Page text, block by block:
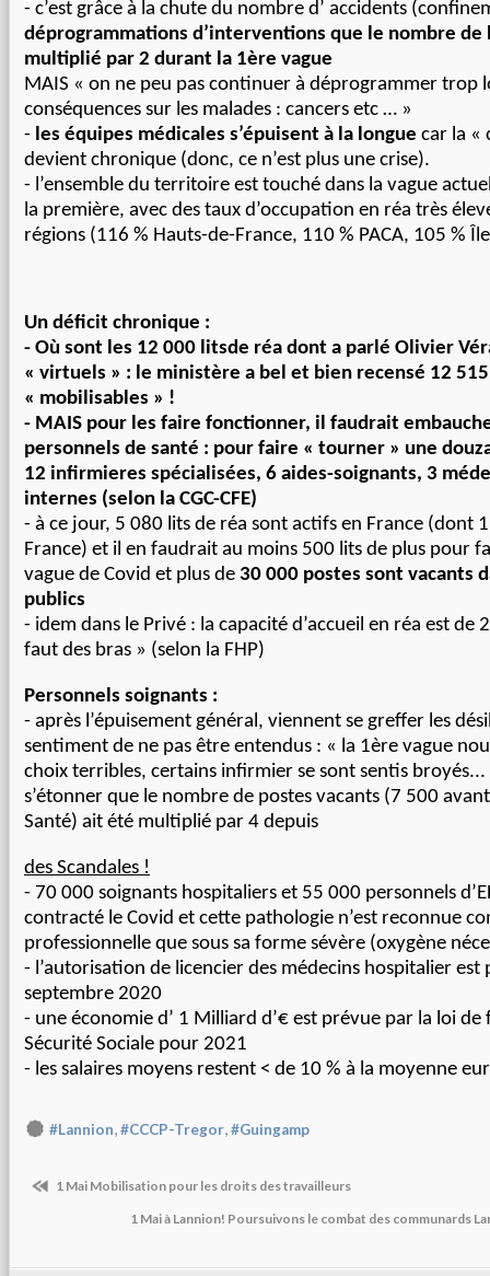
- c’est grâce à la chute du nombre d’ accidents
déprogrammations d’interventions que le nombre de
multiplié par 2 durant la 1ère vague
MAIS « on ne peu pas continuer à déprogrammer trop
conséquences sur les malades : cancers etc … »
- les équipes médicales s’épuisent à la longue car la «
devient chronique (donc, ce n’est plus une crise).
- l’ensemble du territoire est touché dans la vague
la première, avec des taux d’occupation en réa très
régions (116 % Hauts-de-France, 110 % PACA, 105 %
Un déficit chronique :
- Où sont les 12 000 litsde réa dont a parlé Olivier
« virtuels » : le ministère a bel et bien recensé 12
« mobilisables » !
- MAIS pour les faire fonctionner, il faudrait
personnels de santé : pour faire « tourner » une
12 infirmieres spécialisées, 6 aides-soignants, 3
internes (selon la CGC-CFE)
- à ce jour, 5 080 lits de réa sont actifs en France (dont
France) et il en faudrait au moins 500 lits de plus pour
vague de Covid et plus de 30 000 postes sont vacants
publics
- idem dans le Privé : la capacité d’accueil en réa est de
faut des bras » (selon la FHP)
Personnels soignants :
- après l’épuisement général, viennent se greffer les
sentiment de ne pas être entendus : « la 1ère vague
choix terribles, certains infirmier se sont sentis broyés...
s’étonner que le nombre de postes vacants (7 500 avant
Santé) ait été multiplié par 4 depuis
des Scandales !
- 70 000 soignants hospitaliers et 55 000 personnels
contracté le Covid et cette pathologie n’est reconnue
professionnelle que sous sa forme sévère (oxygène
- l’autorisation de licencier des médecins hospitalier
septembre 2020
- une économie d’ 1 Milliard d’€ est prévue par la loi
Sécurité Sociale pour 2021
- les salaires moyens restent < de 10 % à la moyenne
#Lannion,#CCCP-Tregor,#Guingamp
1 Mai Mobilisation pour les droits des travailleurs
1 Mai à Lannion! Poursuivons le combat des communards